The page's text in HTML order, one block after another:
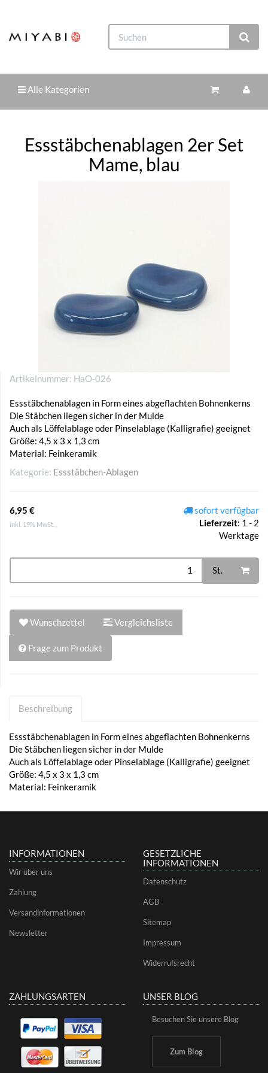
Alle Kategorien
Essstäbchenablagen 2er Set
Mame, blau
Artikelnummer: HaO-026
Essstäbchenablagen in Form eines abgeflachten Bohnenkerns
Die Stäbchen liegen sicher in der Mulde
Auch als Löffelablage oder Pinselablage (Kalligrafie) geeignet
Größe: 4,5 x 3 x 1,3 cm
Material: Feinkeramik
Kategorie: Essstäbchen-Ablagen
6,95 €
inkl. 19% MwSt. ,
sofort verfügbar
Lieferzeit: 1 - 2
Werktage
St.
Wunschzettel Vergleichsliste
Frage zum Produkt
Beschreibung
Essstäbchenablagen in Form eines abgeflachten Bohnenkerns
Die Stäbchen liegen sicher in der Mulde
Auch als Löffelablage oder Pinselablage (Kalligrafie) geeignet
Größe: 4,5 x 3 x 1,3 cm
Material: Feinkeramik
INFORMATIONEN
Wir über uns
Zahlung
Versandinformationen
Newsletter
GESETZLICHE
INFORMATIONEN
Datenschutz
AGB
Sitemap
Impressum
Widerrufsrecht
ZAHLUNGSARTEN UNSER BLOG
Besuchen Sie unsere Blog
Zum Blog